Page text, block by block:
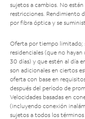
sujetos a cambios. No
restricciones. Rendimiento
por fibra óptica y se
Oferta por tiempo limitado;
residenciales (que no
30 días) y que estén al día
son adicionales en ciertos
oferta con base en
después del período de
Velocidades basadas en
(incluyendo conexión
sujetos a todos los